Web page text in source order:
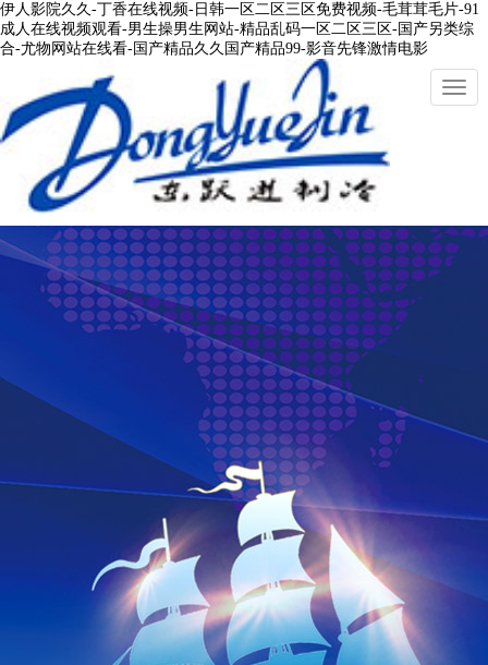
伊人影院久久-丁香在线视频-日韩一区二区三区免费视频-毛茸茸毛片-91
成人在线视频观看-男生操男生网站-精品乱码一区二区三区-国产另类综
合-尤物网站在线看-国产精品久久国产精品99-影音先锋激情电影
切
換